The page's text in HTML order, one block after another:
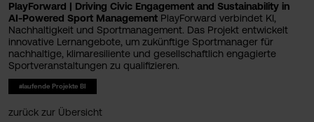
PlayForward | Driving Civic Engagement and Sustainability in
AI-Powered Sport Management PlayForward verbindet KI,
Nachhaltigkeit und Sportmanagement. Das Projekt entwickelt
innovative Lernangebote, um zukünftige Sportmanager für
nachhaltige, klimaresiliente und gesellschaftlich engagierte
Sportveranstaltungen zu qualifizieren.
#laufende Projekte BI
zurück zur Übersicht